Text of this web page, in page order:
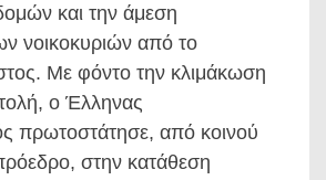
και την άμεση
νοικοκυριών από το
Με φόντο την κλιμάκωση
ο Έλληνας
πρωτοστάτησε, από κοινού
στην κατάθεση